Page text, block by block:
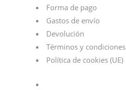
Forma de pago
Gastos de envío
Devolución
Términos y condiciones
Política de cookies (UE)